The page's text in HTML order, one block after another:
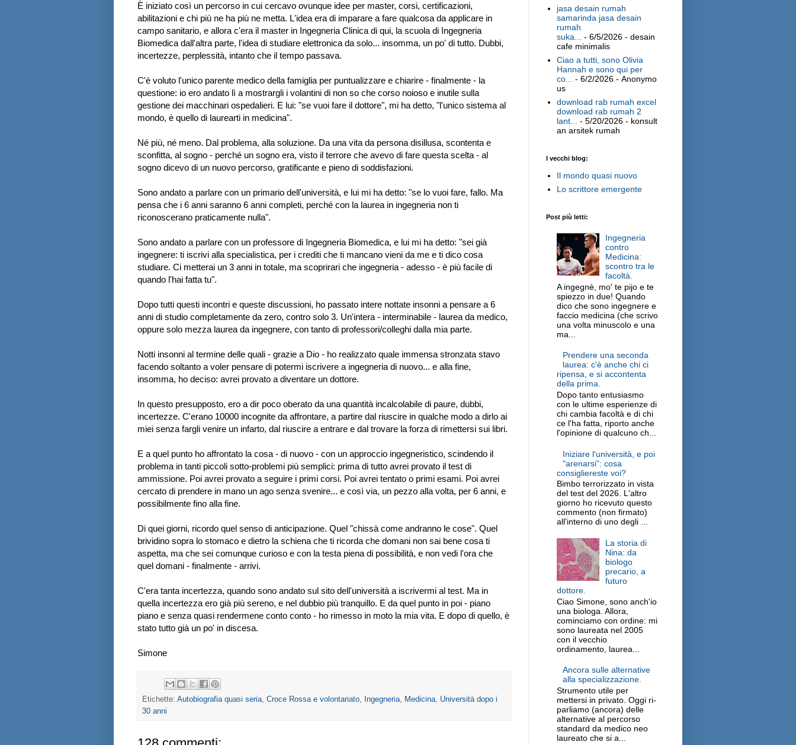
È iniziato così un percorso in cui cercavo ovunque idee per master, corsi, certificazioni,
abilitazioni e chi più ne ha più ne metta. L'idea era di imparare a fare qualcosa da applicare in
campo sanitario, e allora c'era il master in Ingegneria Clinica di qui, la scuola di Ingegneria
Biomedica dall'altra parte, l'idea di studiare elettronica da solo... insomma, un po' di tutto. Dubbi,
incertezze, perplessità, intanto che il tempo passava.
C'è voluto l'unico parente medico della famiglia per puntualizzare e chiarire - finalmente - la
questione: io ero andato lì a mostrargli i volantini di non so che corso noioso e inutile sulla
gestione dei macchinari ospedalieri. E lui: "se vuoi fare il dottore", mi ha detto, "l'unico sistema al
mondo, è quello di laurearti in medicina".
Né più, né meno. Dal problema, alla soluzione. Da una vita da persona disillusa, scontenta e
sconfitta, al sogno - perché un sogno era, visto il terrore che avevo di fare questa scelta - al
sogno dicevo di un nuovo percorso, gratificante e pieno di soddisfazioni.
Sono andato a parlare con un primario dell'università, e lui mi ha detto: "se lo vuoi fare, fallo. Ma
pensa che i 6 anni saranno 6 anni completi, perché con la laurea in ingegneria non ti
riconoscerano praticamente nulla".
Sono andato a parlare con un professore di Ingegneria Biomedica, e lui mi ha detto: "sei già
ingegnere: ti iscrivi alla specialistica, per i crediti che ti mancano vieni da me e ti dico cosa
studiare. Ci metterai un 3 anni in totale, ma scoprirari che ingegneria - adesso - è più facile di
quando l'hai fatta tu".
Dopo tutti questi incontri e queste discussioni, ho passato intere nottate insonni a pensare a 6
anni di studio completamente da zero, contro solo 3. Un'intera - interminabile - laurea da medico,
oppure solo mezza laurea da ingegnere, con tanto di professori/colleghi dalla mia parte.
Notti insonni al termine delle quali - grazie a Dio - ho realizzato quale immensa stronzata stavo
facendo soltanto a voler pensare di potermi iscrivere a ingegneria di nuovo... e alla fine,
insomma, ho deciso: avrei provato a diventare un dottore.
In questo presupposto, ero a dir poco oberato da una quantità incalcolabile di paure, dubbi,
incertezze. C'erano 10000 incognite da affrontare, a partire dal riuscire in qualche modo a dirlo ai
miei senza fargli venire un infarto, dal riuscire a entrare e dal trovare la forza di rimettersi sui libri.
E a quel punto ho affrontato la cosa - di nuovo - con un approccio ingegneristico, scindendo il
problema in tanti piccoli sotto-problemi più semplici: prima di tutto avrei provato il test di
ammissione. Poi avrei provato a seguire i primi corsi. Poi avrei tentato o primi esami. Poi avrei
cercato di prendere in mano un ago senza svenire... e così via, un pezzo alla volta, per 6 anni, e
possibilmente fino alla fine.
Di quei giorni, ricordo quel senso di anticipazione. Quel "chissà come andranno le cose". Quel
brividino sopra lo stomaco e dietro la schiena che ti ricorda che domani non sai bene cosa ti
aspetta, ma che sei comunque curioso e con la testa piena di possibilità, e non vedi l'ora che
quel domani - finalmente - arrivi.
C'era tanta incertezza, quando sono andato sul sito dell'università a iscrivermi al test. Ma in
quella incertezza ero già più sereno, e nel dubbio più tranquillo. E da quel punto in poi - piano
piano e senza quasi rendermene conto conto - ho rimesso in moto la mia vita. E dopo di quello, è
stato tutto già un po' in discesa.
Simone
Etichette: Autobiografia quasi seria Croce Rossa e volontariato Ingegneria Medicina
Università dopo i
30 anni
jasa desain rumah
samarinda jasa desain
rumah
suka...
- 6/5/2026- desain
cafe minimalis
Ciao a tutti, sono Olivia
Hannah e sono qui per
co...
- 6/2/2026- Anonymo
us
download rab rumah excel
download rab rumah 2
lant...
- 5/20/2026- konsult
an arsitek rumah
I vecchi blog:
Il mondo quasi nuovo
Lo scrittore emergente
Post più letti:
Ingegneria
contro
Medicina:
scontro tra le
facoltà.
A ingegnè, mo' te pijo e te
spiezzo in due! Quando
dico che sono ingegnere e
faccio medicina (che scrivo
una volta minuscolo e una
ma...
Prendere una seconda
laurea: c'è anche chi ci
ripensa, e si accontenta
della prima.
Dopo tanto entusiasmo
con le ultime esperienze di
chi cambia facoltà e di chi
ce l'ha fatta, riporto anche
l'opinione di qualcuno ch...
Iniziare l'università, e poi
"arenarsi": cosa
consigliereste voi?
Bimbo terrorizzato in vista
del test del 2026. L'altro
giorno ho ricevuto questo
commento (non firmato)
all'interno di uno degli ...
La storia di
Nina: da
biologo
precario, a
futuro
dottore.
Ciao Simone, sono anch'io
una biologa. Allora,
cominciamo con ordine: mi
sono laureata nel 2005
con il vecchio
ordinamento, laurea...
Ancora sulle alternative
alla specializzazione.
Strumento utile per
mettersi in privato. Oggi ri-
parliamo (ancora) delle
alternative al percorso
standard da medico neo
laureato che si a...